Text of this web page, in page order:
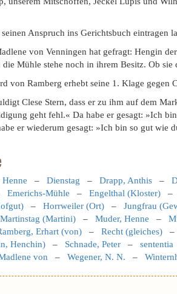
Anspruch ins Gerichtsbuch eintragen
von Venningen hat gefragt: Hengin
Mühle stehe noch in ihrem Besitz. Ob
von Ramberg erhebt seine 1. Klage gegen
Clese Stern, dass er zu ihm auf dem
geht fehl.« Da habe er gesagt: »Ich
er wiederum gesagt: »Ich bin so gut wie
Henne – Dienstag – Drapp, Anthis –
Emerichs-Mühle – Engelthal (Kloster)
– Horrweiler (Ort) – Jungfrau
Martinstag (Martini) – Muder, Henne –
Erhart (von) – Recht (gleiches)
Henchin) – Schnade, Peter – sententia
von – Wegener, N. N. –